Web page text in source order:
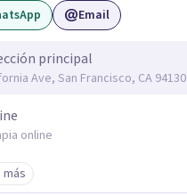
Email
principal
Ave, San Francisco, CA 94130
online
más